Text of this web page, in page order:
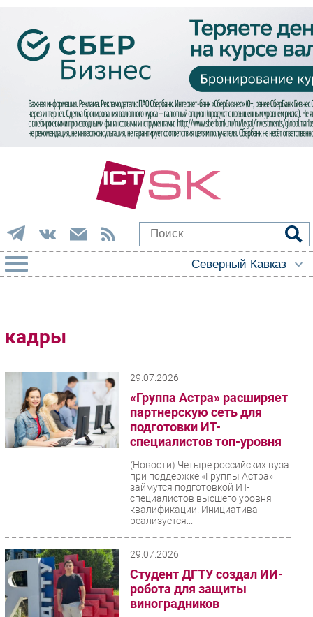
Импорто­замещение
Автоматизация Промышленности
Интернет
Мобильная связь
Фиксированная связь
Интеграция
Рынок ПК
Outsourcing
Кадры
Регулирование
Финансы
кадры
29.07.2026
«Группа Астра» расширяет
партнерскую сеть для
подготовки ИТ-
специалистов топ-уровня
(Новости) Четыре российских вуза
при поддержке «Группы Астра»
займутся подготовкой ИТ-
специалистов высшего уровня
квалификации. Инициатива
реализуется...
29.07.2026
Студент ДГТУ создал ИИ-
робота для защиты
виноградников